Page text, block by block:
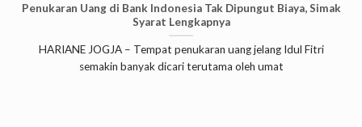
Penukaran Uang di Bank Indonesia Tak Dipungut Biaya, Simak
Syarat Lengkapnya
HARIANE JOGJA – Tempat penukaran uang jelang Idul Fitri
semakin banyak dicari terutama oleh umat